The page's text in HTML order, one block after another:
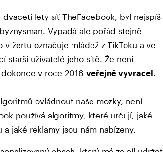
lety síť TheFacebook, byl nejspíš
Vypadá ale pořád stejně –
žertu označuje mládež z TikToku a ve
starší uživatelé jeho sítě. Že není
v roce 2016 veřejně vyvracel
ovládnout naše mozky, není
používá algoritmy, které určují, jaké
jaké reklamy jsou nám nabízeny.